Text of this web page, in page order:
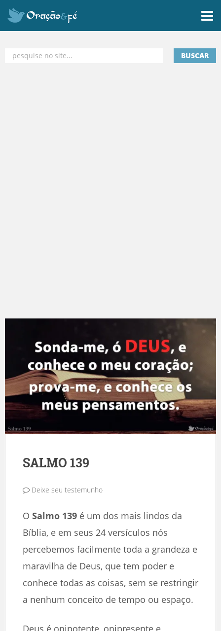
SALMO 139
Deixe seu testemunho
O Salmo 139 é um dos mais lindos da
Bíblia, e em seus 24 versículos nós
percebemos facilmente toda a grandeza e
maravilha de Deus, que tem poder e
conhece todas as coisas, sem se restringir
a nenhum conceito de tempo ou espaço.
Deus é onipotente, onipresente e